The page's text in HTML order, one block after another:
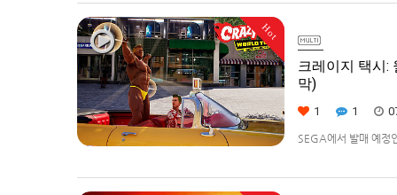
Hot
크레이지 택시:
막)
1 1
SEGA에서 발매 예정